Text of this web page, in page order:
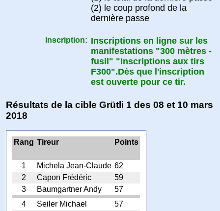
(2) le coup profond de la
dernière passe
Inscription: Inscriptions en ligne sur les
manifestations "300 mètres -
fusil" "Inscriptions aux tirs
F300".Dès que l'inscription
est ouverte pour ce tir.
Résultats de la cible Grütli 1 des 08 et 10 mars
2018
Rang Tireur Points
1 Michela Jean-Claude 62
2
Capon Frédéric
59
3
Baumgartner Andy
57
4
Seiler Michael
57